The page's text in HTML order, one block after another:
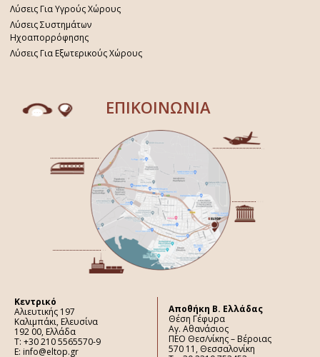
Λύσεις Για Υγρούς Χώρους
Λύσεις Συστημάτων
Ηχοαπορρόφησης
Λύσεις Για Εξωτερικούς Χώρους
ΕΠΙΚΟΙΝΩΝΙΑ
Κεντρικό
Αλιευτικής 197
Καλιμπάκι, Ελευσίνα
192 00, Ελλάδα
Τ: +30 210 5565570-9
E: info@eltop.gr
Aποθήκη Β. Ελλάδας
Θέση Γέφυρα
Αγ. Αθανάσιος
ΠΕΟ Θεσ/νίκης – Βέροιας
570 11, Θεσσαλονίκη